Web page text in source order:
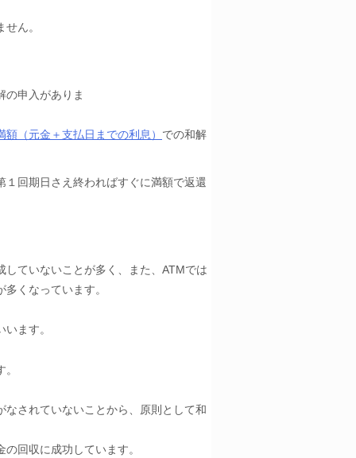
ん。
の申入がありま
額（元金＋支払日までの利息） での和解
回期日さえ終わればすぐに満額で返還
ていないことが多く、また、ATMでは
くなっています。
ます。
されていないことから、原則として和
回収に成功しています。